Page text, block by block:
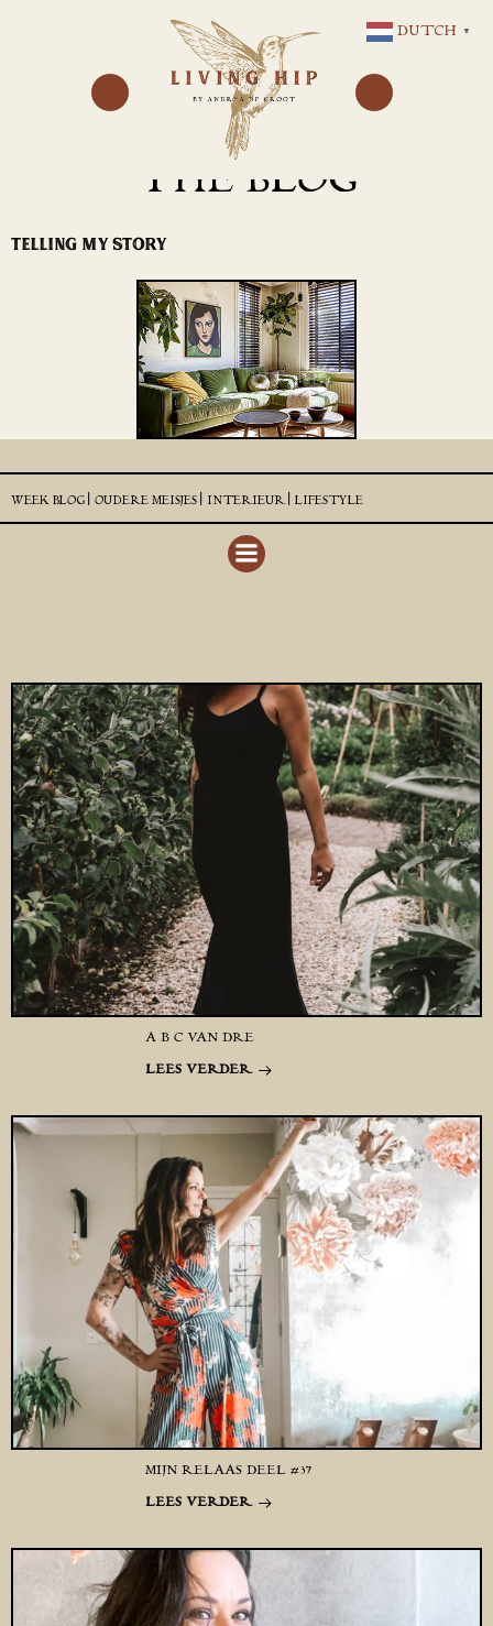
NAAR
DE
INHOUD
THE BLOG
TELLING MY STORY
WEEK BLOG | OUDERE MEISJES | INTERIEUR | LIFESTYLE
A B C VAN DRE
LEES VERDER
MIJN RELAAS DEEL #37
LEES VERDER
DUTCH ▼